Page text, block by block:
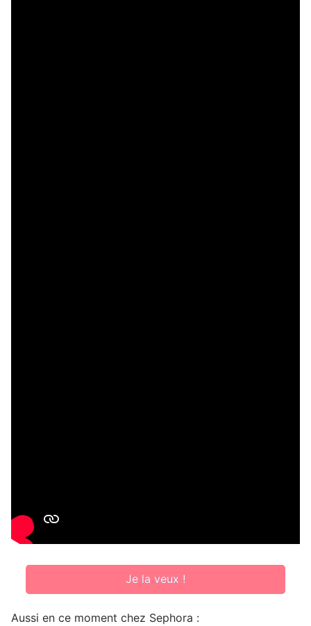
Je la veux !
Aussi en ce moment chez Sephora :